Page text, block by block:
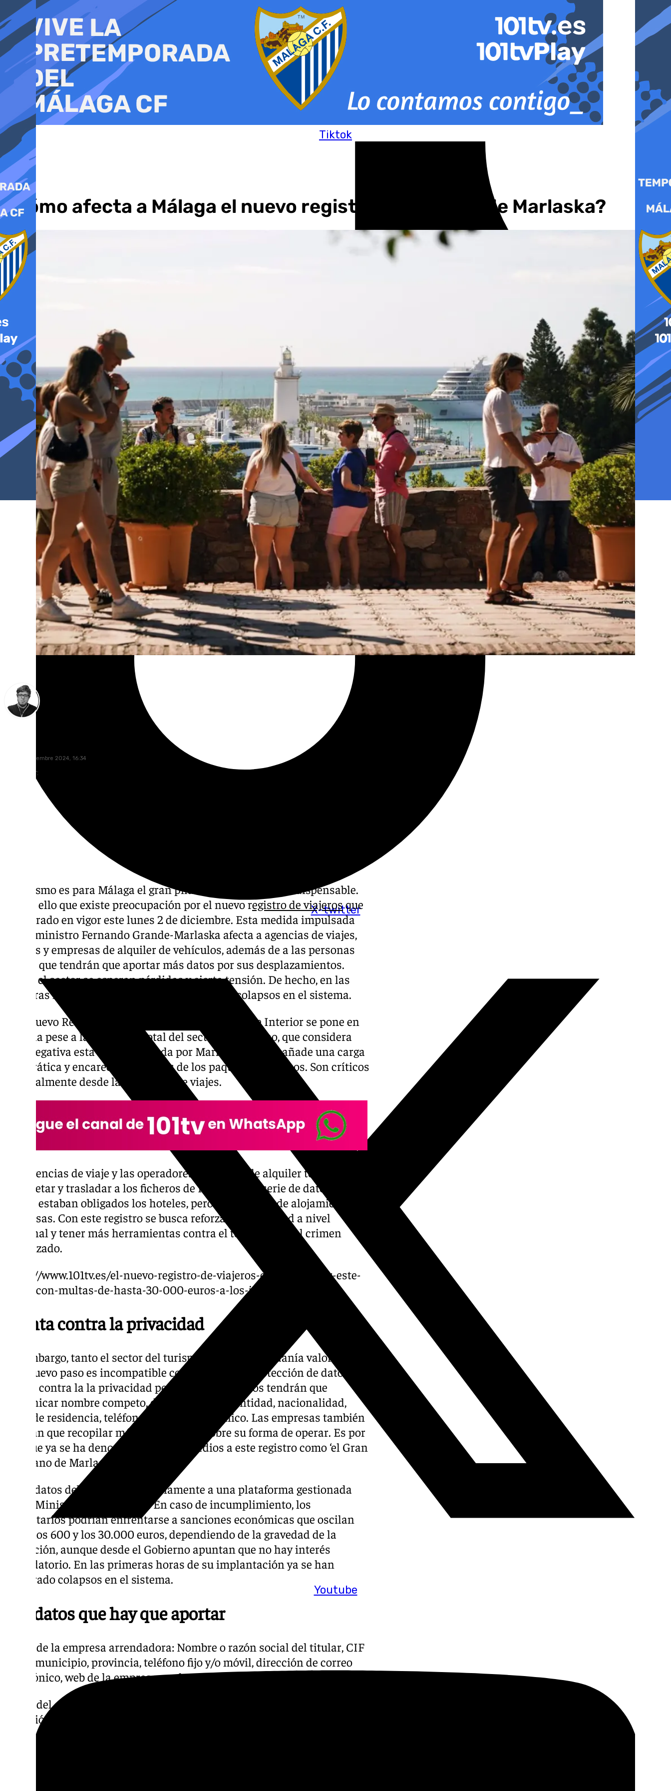
al
contenido
Tiktok
X-twitter
Youtube
¿Cómo afecta a Málaga el nuevo registro de viajeros de Marlaska?
lunes, 2 diciembre 2024, 16:34
Compartir:
El turismo es para Málaga el gran pilar de su economía. Indispensable.
Es por ello que existe preocupación por el nuevo registro de viajerosque
ha entrado en vigor este lunes 2 de diciembre. Esta medida impulsada
por el ministro Fernando Grande-Marlaska afecta a agencias de viajes,
hoteles y empresas de alquiler de vehículos, además de a las personas
físicas que tendrán que aportar más datos por sus desplazamientos.
Desde el sector se esperan pérdidas y cierta tensión. De hecho, en las
primeras horas desde su implantación ya hay colapsos en el sistema.
Este nuevo Real Decreto 993/2021 del Ministerio de Interior se pone en
marcha pese a la oposición total del sector del turismo, que considera
muy negativa esta ley implantada por Marlaska porque añade una carga
burocrática y encarece los precios de los paquetes turísticos. Son críticos
especialmente desde las agencias de viajes.
Las agencias de viaje y las operadores de coches de alquiler tendrán que
completar y trasladar a los ficheros de Interior una serie de datos a los
que ya estaban obligados los hoteles, pero no otro tipo de alojamientos y
empresas. Con este registro se busca reforzar la seguridad a nivel
nacional y tener más herramientas contra el terrorismo y el crimen
organizado.
https://www.101tv.es/el-nuevo-registro-de-viajeros-entra-en-vigor-este-
lunes-con-multas-de-hasta-30-000-euros-a-los-incumplidores/
Atenta contra la privacidad
Sin embargo, tanto el sector del turismo como la ciudadanía valora que
este nuevo paso es incompatible con las leyes de protección de datos y
atenta contra la la privacidad personal. Los viajeros tendrán que
comunicar nombre competo, documento de identidad, nacionalidad,
lugar de residencia, teléfono y correo electrónico. Las empresas también
tendrán que recopilar más información sobre su forma de operar. Es por
ello que ya se ha denominado en los medios a este registro como ‘el Gran
Hermano de Marlaska’.
Estos datos deben enviarse diariamente a una plataforma gestionada
por el Ministerio del Interior. En caso de incumplimiento, los
propietarios podrían enfrentarse a sanciones económicas que oscilan
entre los 600 y los 30.000 euros, dependiendo de la gravedad de la
infracción, aunque desde el Gobierno apuntan que no hay interés
recaudatorio. En las primeras horas de su implantación ya se han
registrado colapsos en el sistema.
Los datos que hay que aportar
Datos de la empresa arrendadora: Nombre o razón social del titular, CIF
o NIF, municipio, provincia, teléfono fijo y/o móvil, dirección de correo
electrónico, web de la empresa y url para identificar el anuncio.
Datos del establecimiento: Tipo de establecimiento, denominación,
dirección completa, código postal, localidad y provincia.